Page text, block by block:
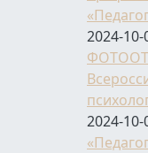
2024-10-
2024-10-